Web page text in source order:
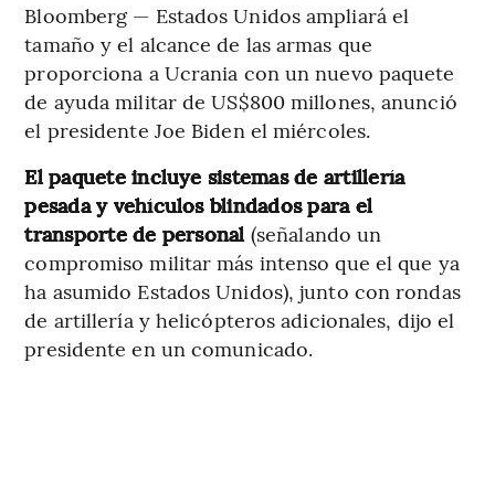
Bloomberg — Estados Unidos ampliará el
tamaño y el alcance de las armas que
proporciona a Ucrania con un nuevo paquete
de ayuda militar de US$800 millones, anunció
el presidente Joe Biden el miércoles.
El paquete incluye sistemas de artillería
pesada y vehículos blindados para el
transporte de personal (señalando un
compromiso militar más intenso que el que ya
ha asumido Estados Unidos), junto con rondas
de artillería y helicópteros adicionales, dijo el
presidente en un comunicado.